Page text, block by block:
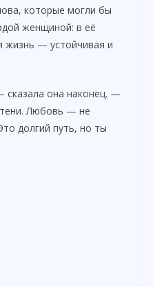
которые могли бы
женщиной: в её
жизнь — устойчивая и
она наконец. —
Любовь — не
долгий путь, но ты